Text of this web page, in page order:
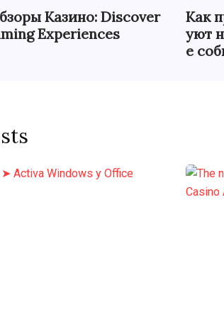
Казино: Discover
Experiences
Как
уют
е